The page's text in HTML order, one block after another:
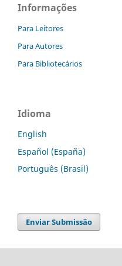
Informações
Para Leitores
Para Autores
Para Bibliotecários
Idioma
English
Español (España)
Português (Brasil)
Enviar Submissão